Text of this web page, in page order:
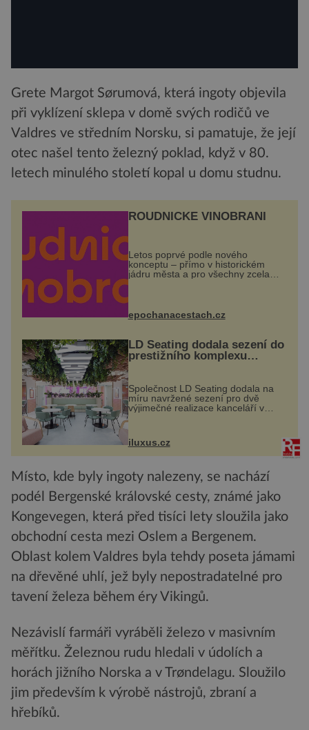
Grete Margot Sørumová, která ingoty objevila
při vyklízení sklepa v domě svých rodičů ve
Valdres ve středním Norsku, si pamatuje, že její
otec našel tento železný poklad, když v 80.
letech minulého století kopal u domu studnu.
ROUDNICKÉ VINOBRANÍ
Letos poprvé podle nového
konceptu – přímo v historickém
jádru města a pro všechny zcela
zdarma. Hlavní program se
náměstí. Návštěvníci se mohou těšit
na víno, burčák, pes...
epochanacestach.cz
LD Seating dodala sezení do
prestižního komplexu
MediaCityUK v Salfordu
Společnost LD Seating dodala na
míru navržené sezení pro dvě
výjimečné realizace kanceláří v
areálu MediaCityUK v anglickém
Tower a Orange Tower. Komplex
budov Media...
iluxus.cz
Místo, kde byly ingoty nalezeny, se nachází
podél Bergenské královské cesty, známé jako
Kongevegen, která před tisíci lety sloužila jako
obchodní cesta mezi Oslem a Bergenem.
Oblast kolem Valdres byla tehdy poseta jámami
na dřevěné uhlí, jež byly nepostradatelné pro
tavení železa během éry Vikingů.
Nezávislí farmáři vyráběli železo v masivním
měřítku. Železnou rudu hledali v údolích a
horách jižního Norska a v Trøndelagu. Sloužilo
jim především k výrobě nástrojů, zbraní a
hřebíků.